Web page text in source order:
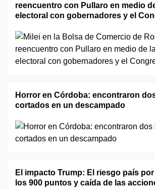
reencuentro con Pullaro en medio
electoral con gobernadores y el
Horror en Córdoba: encontraron
cortados en un descampado
El impacto Trump: El riesgo país
los 900 puntos y caída de las